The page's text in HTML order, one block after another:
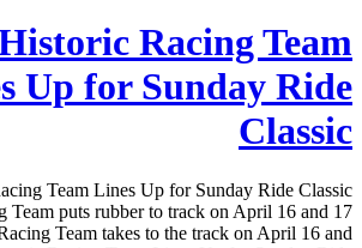
Racing Team
Up for Sunday Ride
Classic
Team Lines Up for Sunday Ride Classic
Team puts rubber to track on April 16 and 17
Team takes to the track on April 16 and